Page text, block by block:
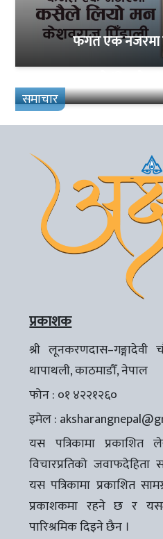
फगत एक
समाचार
प्रकाशक
श्री लूनकरणदास–गङ्गादेवी
थापाथली, काठमाडौँ, नेपाल
फोन : ०१ ४२२१२६०
इमेल :
यस पत्रिकामा प्रकाशित
विचारप्रतिको
यस पत्रिकामा प्रकाशित
प्रकाशकमा रहने छ र
पारिश्रमिक दिइने छैन ।